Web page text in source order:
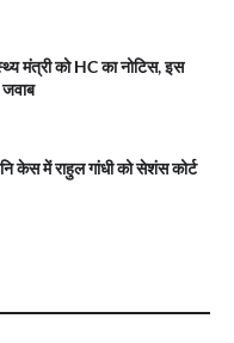
मंत्री को HC का नोटिस, इस
केस में राहुल गांधी को सेशंस कोर्ट